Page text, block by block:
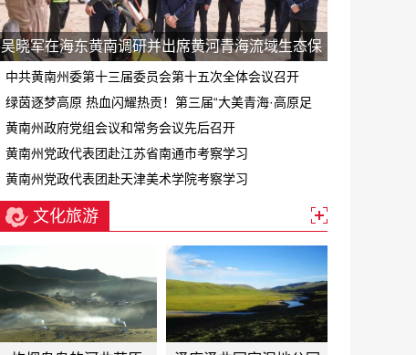
吴晓军在海东黄南调研并出席黄河青海流域生态保
护和高质量发展专题会
中共黄南州委第十三届委员会第十五次全体会议召开
绿茵逐梦高原 热血闪耀热贡！第三届“大美青海·高原足
球”超级联赛黄南赛区正式启幕
黄南州政府党组会议和常务会议先后召开
黄南州党政代表团赴江苏省南通市考察学习
黄南州党政代表团赴天津美术学院考察学习
文化旅游